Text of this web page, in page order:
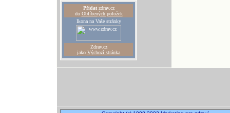
Přidatzdrav.cz
do Oblíbených položek
Ikona na Vaše stránky
Zdrav.cz
jako Výchozí stránka